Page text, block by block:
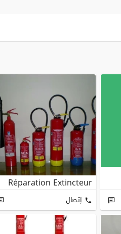
Réparation Extincteur
إتصال